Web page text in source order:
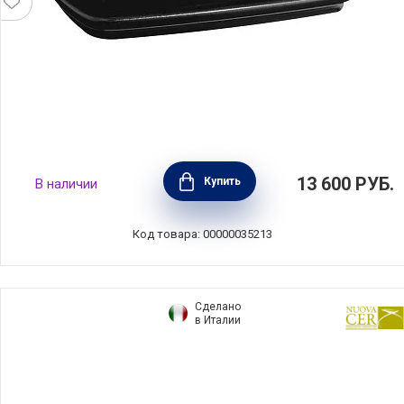
Масленка 16,5х11,5х7,5 см, керамика, цвет
трюфель, Emile Henry, Франция, 710225
В наличии Купить 13 600 РУБ.
Код товара: 00000035213
Сделано
в Италии